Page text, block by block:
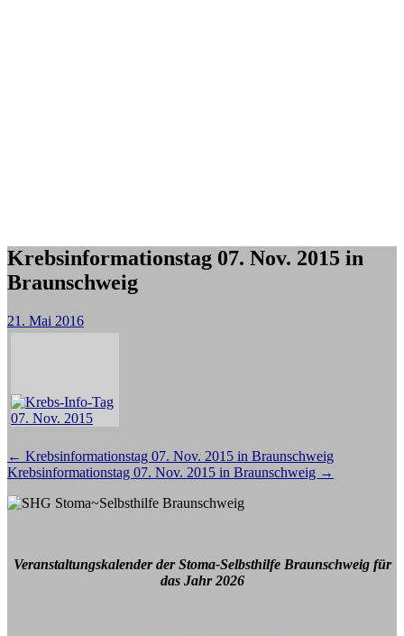
Krebsinformationstag 07. Nov. 2015 in
Braunschweig
21. Mai 2016
Beitragsnavigation
← Krebsinformationstag 07. Nov. 2015 in Braunschweig
Krebsinformationstag 07. Nov. 2015 in Braunschweig →
Veranstaltungskalender der Stoma-Selbsthilfe Braunschweig für
das Jahr 2026